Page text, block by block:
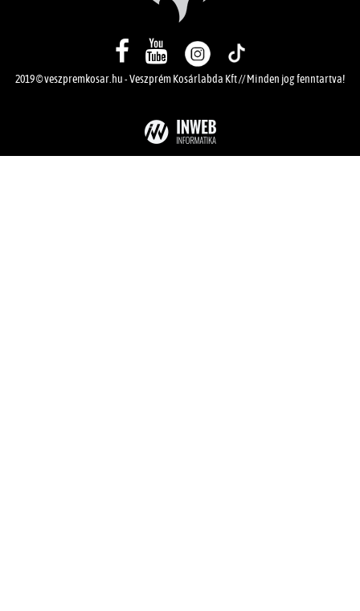
2019 © veszpremkosar.hu - Veszprém Kosárlabda Kft// Minden jog fenntartva!